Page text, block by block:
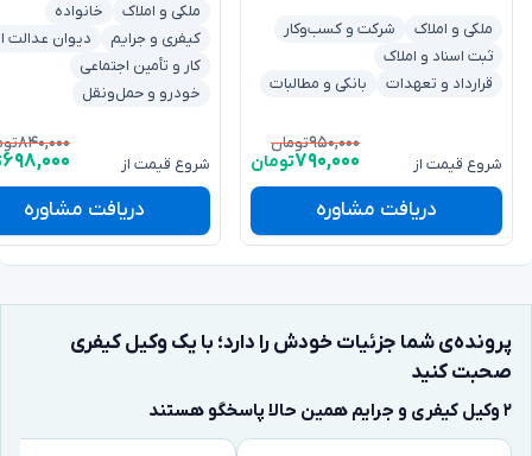
ملکی و املاک
شرکت و کسب‌وکار
ثبت اسناد و املاک
قرارداد و تعهدات
بانکی و مطالبات
شروع قیمت از
۹۵۰,۰۰۰تومان
۷۹۰,۰۰۰تومان
دریافت مشاوره
ملکی و املاک
خانواده
کیفری و جرایم
دیوان عدالت
کار و تأمین اجتماعی
خودرو و حمل‌ونقل
شروع قیمت از
۸۴۰,۰۰۰
۶۹۸,۰۰۰
دریافت مشاوره
پرونده‌ی شما جزئیات خودش را دارد؛ با یک وکیل کیفری
صحبت کنید
۲ وکیل کیفری و جرایم همین حالا پاسخگو هستند